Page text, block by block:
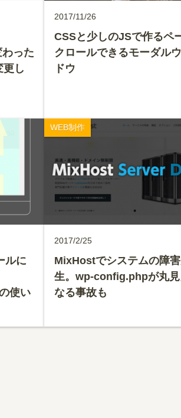
った
更し
2017/11/26
CSSと少しのJSで作るペ
クロールできるモーダル
ドウ
ルに
使い
WEB制作
2017/2/25
MixHostでシステムの障
生。wp-config.phpが丸見
なる事故も